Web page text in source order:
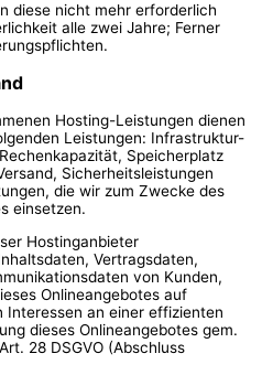
diese nicht mehr erforderlich
alle zwei Jahre; Ferner
Hosting-Leistungen dienen
Leistungen: Infrastruktur-
Speicherplatz
Sicherheitsleistungen
die wir zum Zwecke des
einsetzen.
Hostinganbieter
Vertragsdaten,
von Kunden,
Onlineangebotes auf
Interessen an einer effizienten
dieses Onlineangebotes gem.
28 DSGVO (Abschluss